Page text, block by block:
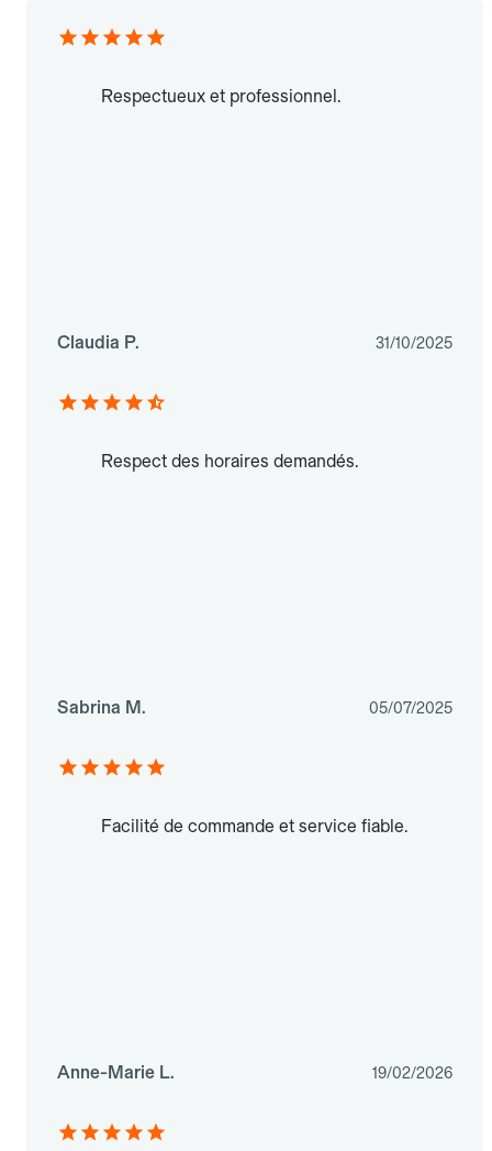
Respectueux et professionnel.
Claudia P. 31/10/2025
Respect des horaires demandés.
Sabrina M. 05/07/2025
Facilité de commande et service fiable.
Anne-Marie L. 19/02/2026